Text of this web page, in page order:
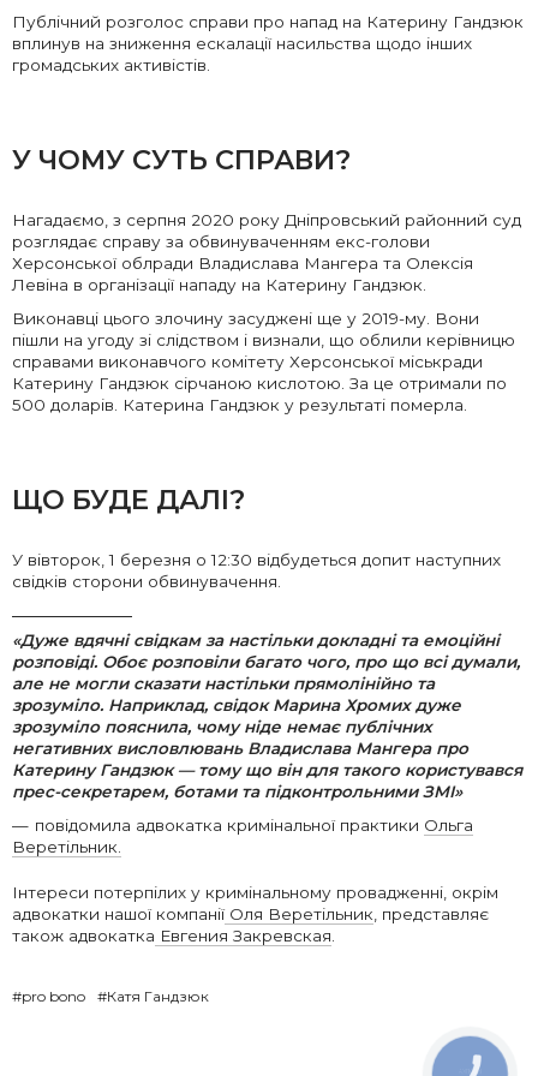
Публічний розголос справи про напад на Катерину Гандзюк
вплинув на зниження ескалації насильства щодо інших
громадських активістів.
У ЧОМУ СУТЬ СПРАВИ?
Нагадаємо, з серпня 2020 року Дніпровський районний суд
розглядає справу за обвинуваченням екс-голови
Херсонської облради Владислава Мангера та Олексія
Левіна в організації нападу на Катерину Гандзюк.
Виконавці цього злочину засуджені ще у 2019-му. Вони
пішли на угоду зі слідством і визнали, що облили керівницю
справами виконавчого комітету Херсонської міськради
Катерину Гандзюк сірчаною кислотою. За це отримали по
500 доларів. Катерина Гандзюк у результаті померла.
ЩО БУДЕ ДАЛІ?
У вівторок, 1 березня о 12:30 відбудеться допит наступних
свідків сторони обвинувачення.
«‎Дуже вдячні свідкам за настільки докладні та емоційні
розповіді. Обоє розповіли багато чого, про що всі думали,
але не могли сказати настільки прямолінійно та
зрозуміло. Наприклад, свідок Марина Хромих дуже
зрозуміло пояснила, чому ніде немає публічних
негативних висловлювань Владислава Мангера про
Катерину Гандзюк—тому що він для такого користувався
прес-секретарем, ботами та підконтрольними ЗМІ»
повідомила адвокатка кримінальної практики Ольга
Веретільник.
Інтереси потерпілих у кримінальному провадженні, окрім
адвокатки нашої компаніїОля Веретільник, представляє
також адвокатка Евгения Закревская.
#pro bono #Катя Гандзюк
КНОПКА